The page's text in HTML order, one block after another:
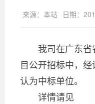
来源： 本站 日期：
我司在广东
目公开招标中，
认为中标单位。
详情请见